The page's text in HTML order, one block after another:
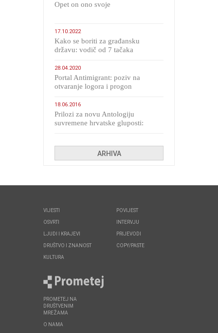
​Opet on ono svoje
17.10.2022
Kako se boriti za građansku
državu: vodič od 7 tačaka
28.04.2020
Portal Antimigrant: poziv na
otvaranje logora i progon
18.06.2016
Prilozi za novu Antologiju
suvremene hrvatske gluposti:
ARHIVA
VIJESTI
OSVRTI
LJUDI I KRAJEVI
DRUŠTVO I ZNANOST
KULTURA
POVIJEST
INTERVJU
PRIJEVODI
COPY/PASTE
PROMETEJ NA
DRUŠTVENIM
MREŽAMA
O NAMA